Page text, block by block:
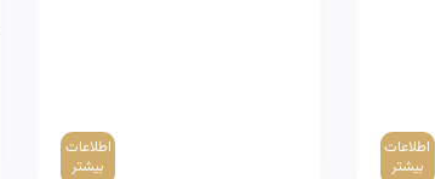
اطلاعات
بیشتر
اطلاعات
بیشتر